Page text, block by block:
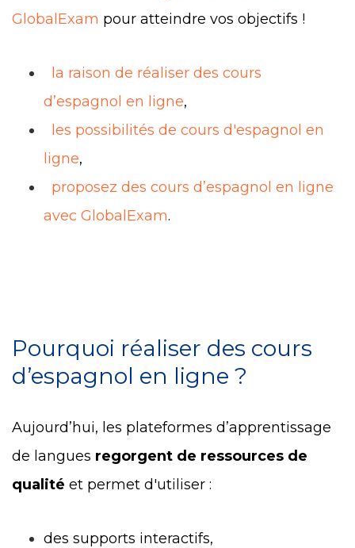
GlobalExam pour atteindre vos objectifs !
la raison de réaliser des cours
d’espagnol en ligne,
les possibilités de cours d'espagnol en
ligne,
proposez des cours d’espagnol en ligne
avec GlobalExam.
Pourquoi réaliser des cours
d’espagnol en ligne ?
Aujourd’hui, les plateformes d’apprentissage
de langues regorgent de ressources de
qualité et permet d'utiliser :
des supports interactifs,